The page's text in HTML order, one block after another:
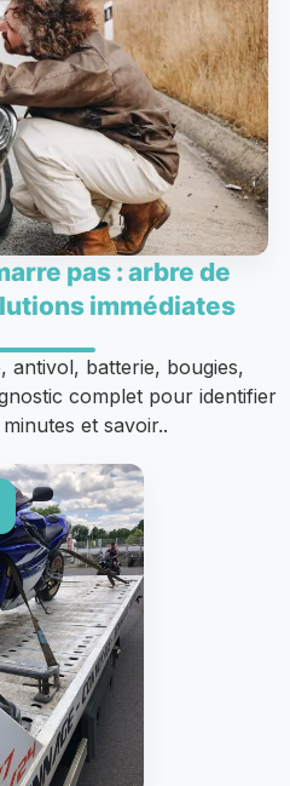
pas : arbre de
immédiates
antivol, batterie, bougies,
complet pour identifier
et savoir..